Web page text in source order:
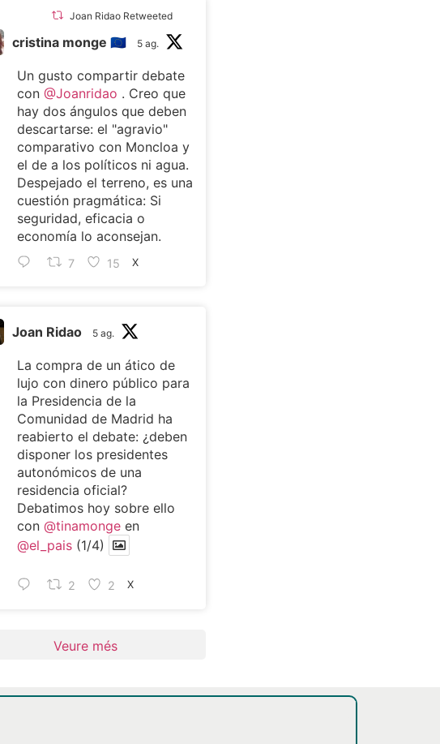
Joan Ridao Retweeted
cristina monge 🇪🇺 5 ag.
Un gusto compartir debate
con @Joanridao . Creo que
hay dos ángulos que deben
descartarse: el "agravio"
comparativo con Moncloa y
el de a los políticos ni agua.
Despejado el terreno, es una
cuestión pragmática: Si
seguridad, eficacia o
economía lo aconsejan.
7 15 X
Joan Ridao 5 ag.
La compra de un ático de
lujo con dinero público para
la Presidencia de la
Comunidad de Madrid ha
reabierto el debate: ¿deben
disponer los presidentes
autonómicos de una
residencia oficial?
Debatimos hoy sobre ello
con @tinamongeen
@el_pais(1/4)
2 2 X
Veure més